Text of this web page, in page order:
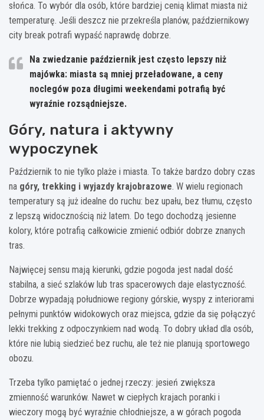
słońca. To wybór dla osób, które bardziej cenią klimat miasta niż
temperaturę. Jeśli deszcz nie przekreśla planów, październikowy
city break potrafi wypaść naprawdę dobrze.
Na zwiedzanie październik jest często lepszy niż
majówka: miasta są mniej przeładowane, a ceny
noclegów poza długimi weekendami potrafią być
wyraźnie rozsądniejsze.
Góry, natura i aktywny
wypoczynek
Październik to nie tylko plaże i miasta. To także bardzo dobry czas
na góry, trekking i wyjazdy krajobrazowe. W wielu regionach
temperatury są już idealne do ruchu: bez upału, bez tłumu, często
z lepszą widocznością niż latem. Do tego dochodzą jesienne
kolory, które potrafią całkowicie zmienić odbiór dobrze znanych
tras.
Najwięcej sensu mają kierunki, gdzie pogoda jest nadal dość
stabilna, a sieć szlaków lub tras spacerowych daje elastyczność.
Dobrze wypadają południowe regiony górskie, wyspy z interiorami
pełnymi punktów widokowych oraz miejsca, gdzie da się połączyć
lekki trekking z odpoczynkiem nad wodą. To dobry układ dla osób,
które nie lubią siedzieć bez ruchu, ale też nie planują sportowego
obozu.
Trzeba tylko pamiętać o jednej rzeczy: jesień zwiększa
zmienność warunków. Nawet w ciepłych krajach poranki i
wieczory mogą być wyraźnie chłodniejsze, a w górach pogoda